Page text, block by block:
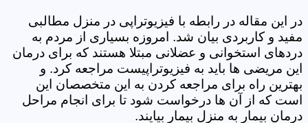
در این مقاله در رابطه با فیزیوتراپی در منزل مطالبی
مفید و کاربردی بیان شد. امروزه بسیاری از مردم به
دردهای استخوانی و عضلانی مبتلا هستند که برای درمان
این مریضی ها باید به فیزیوتراپیست مراجعه کرد. و
بهترین راه برای مراجعه کردن به این متخصصان این
است که از آن ها درخواست شود تا برای انجام مراحل
درمان بیمار به منزل بیمار بیایند.